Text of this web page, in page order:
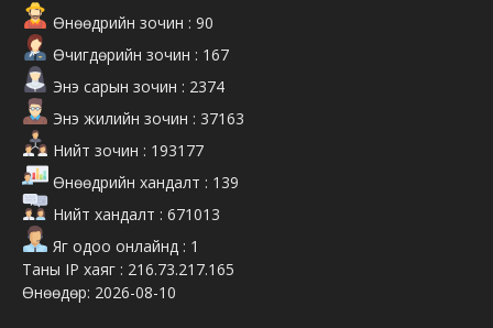
Өнөөдрийн зочин : 90
Өчигдөрийн зочин : 167
Энэ сарын зочин : 2374
Энэ жилийн зочин : 37163
Нийт зочин : 193177
Өнөөдрийн хандалт : 139
Нийт хандалт : 671013
Яг одоо онлайнд : 1
Таны IP хаяг : 216.73.217.165
Өнөөдөр: 2026-08-10